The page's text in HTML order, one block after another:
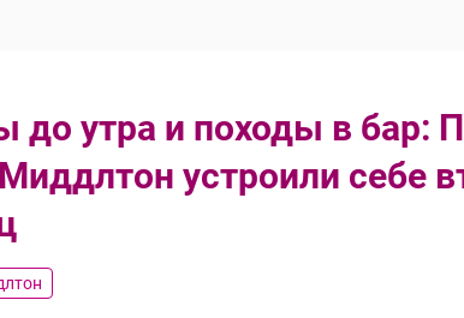
до утра и походы в бар:
устроили себе